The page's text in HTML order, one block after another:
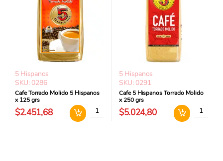
5 Hispanos
SKU: 0286
Cafe Torrado Molido 5 Hispanos
x 125 grs
$2.451,68 Cafe Torrado Molido 5 Hispanos x 125 grs
5 Hispanos
SKU: 0291
Cafe 5 Hispanos Torrado Molido
x 250 grs
$5.024,80 Cafe 5